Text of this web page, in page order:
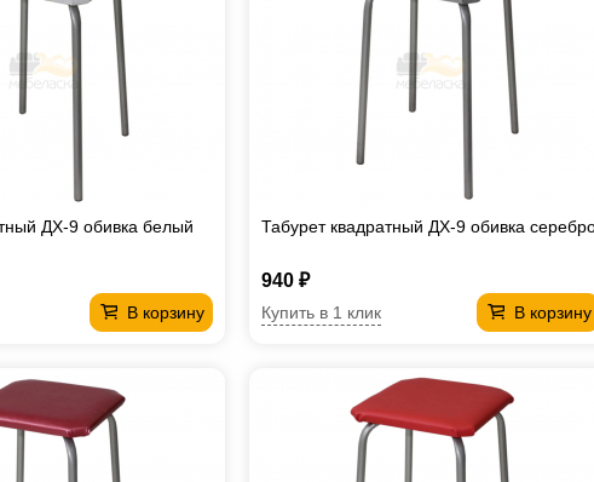
ДХ-9 обивка белый
В корзину
Табурет квадратный ДХ-9 обивка
940 ₽
В корзину
Купить в 1 клик